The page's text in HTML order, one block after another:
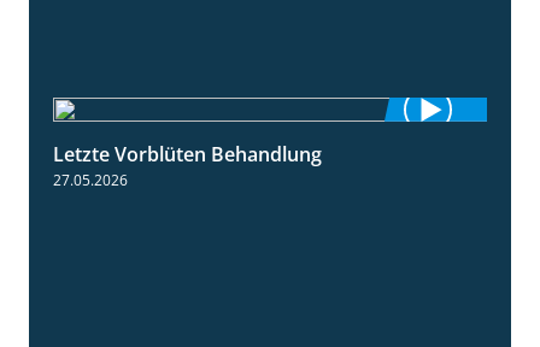
Letzte Vorblüten Behandlung
27.05.2026